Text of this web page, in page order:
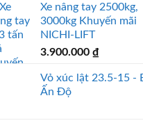
Xe nâng tay 2500kg,
3000kg Khuyến mãi
NICHI-LIFT
3.900.000 ₫
Vỏ xúc lật 23.5-15 -
Ấn Độ